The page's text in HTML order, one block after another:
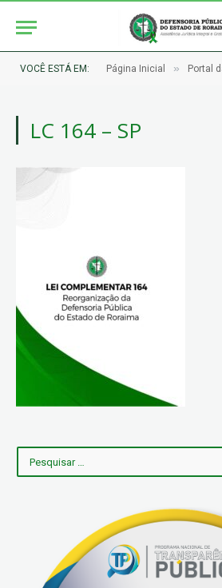
VOCÊ ESTÁ EM: Página Inicial » Portal
LC 164 – SP